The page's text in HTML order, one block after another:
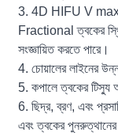
3. 4D HIFU V
Fractional ত্বকের
সংজ্ঞায়িত করতে পারে।
4. চোয়ালের লাইনের
5. কপালে ত্বকের টিস্যু
6. ছিদ্র, ব্রণ, এবং
এবং ত্বকের